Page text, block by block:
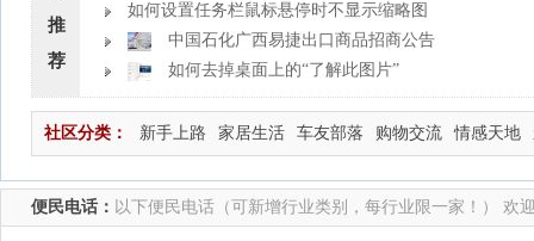
推
荐
如何设置任务栏鼠标悬停时不显示缩略图
中国石化广西易捷出口商品招商公告
如何去掉桌面上的“了解此图片”
社区分类： 新手上路 家居生活 车友部落 购物交流 情感天地
便民电话： 以下便民电话（可新增行业类别，每行业限一家！） 欢